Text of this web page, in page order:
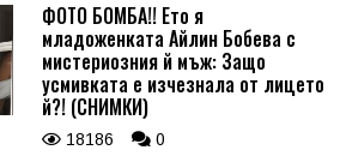
ФОТО БОМБА!! Ето я
младоженката Айлин Бобева с
мистериозния й мъж: Защо
усмивката е изчезнала от лицето
й?! (СНИМКИ)
18186 0